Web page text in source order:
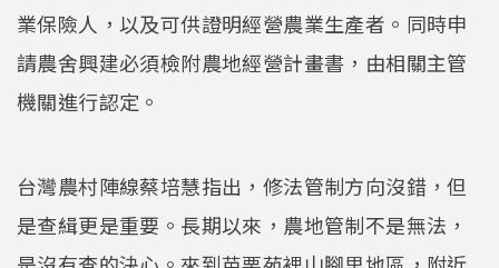
業保險人，以及可供證明經營農業生產者。同時申
請農舍興建必須檢附農地經營計畫書，由相關主管
機關進行認定。
台灣農村陣線蔡培慧指出，修法管制方向沒錯，但
是查緝更是重要。長期以來，農地管制不是無法，